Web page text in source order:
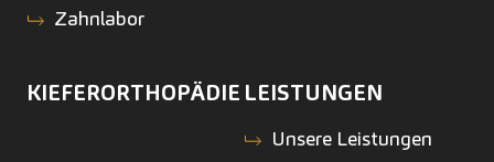
Zahnlabor
KIEFERORTHOPÄDIE LEISTUNGEN
Unsere Leistungen